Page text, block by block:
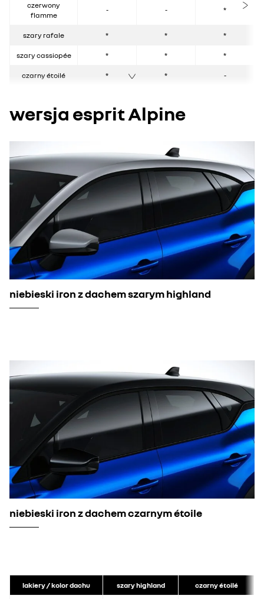
czerwony
flamme
- - *
szary rafale * * *
szary cassiopée * * *
czarny étoilé * * -
wersja esprit Alpine
niebieski iron z dachem szarym highland
niebieski iron z dachem czarnym étoile
lakiery / kolor dachu szary highland czarny étoilé